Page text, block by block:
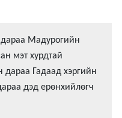
дараа Мадурогийн
мэт хурдтай
Гадаад хэргийн
дэд ерөнхийлөгч